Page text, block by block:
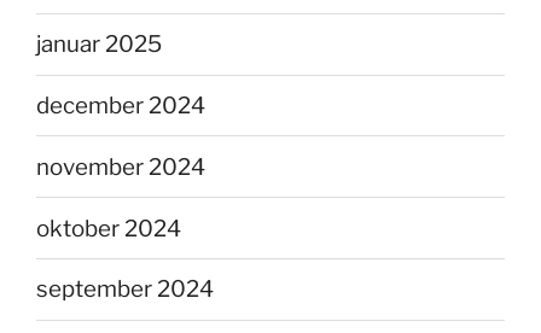
januar 2025
december 2024
november 2024
oktober 2024
september 2024